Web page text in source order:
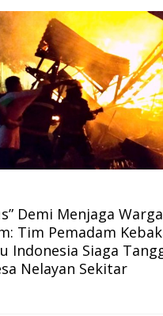
Demi Menjaga
Tim Pemadam
Indonesia Siaga
Nelayan Sekitar